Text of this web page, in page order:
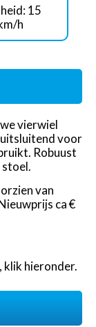
15
h
vierwiel
voor
Robuust
van
ca €
hieronder.